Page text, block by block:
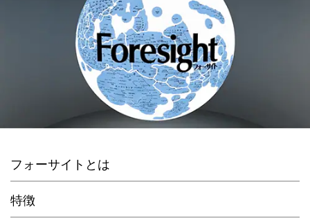
フォーサイトとは
特徴